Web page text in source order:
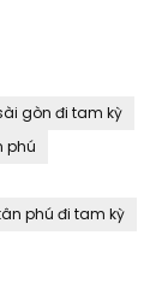
gòn đi tam kỳ
phú
phú đi tam kỳ